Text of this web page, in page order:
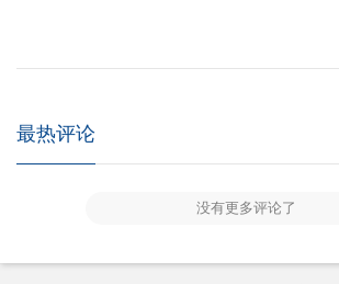
最热评论
没有更多评论了